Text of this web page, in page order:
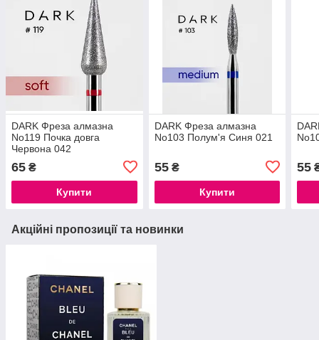
DARK Фреза алмазна
No119 Почка довга
Червона 042
65 ₴
Купити
DARK Фреза алмазна
No103 Полум'я Синя 021
55₴
Купити
55
Акційні пропозиції та новинки